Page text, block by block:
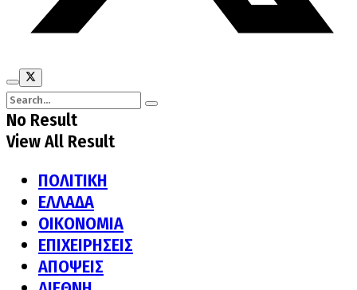
No Result
View All Result
ΠΟΛΙΤΙΚΗ
ΕΛΛΑΔΑ
ΟΙΚΟΝΟΜΙΑ
ΕΠΙΧΕΙΡΗΣΕΙΣ
ΑΠΟΨΕΙΣ